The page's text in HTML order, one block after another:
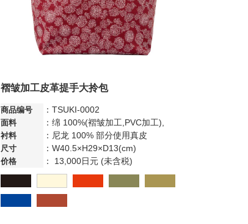
褶皱加工皮革提手大拎包
商品编号 ：TSUKI-0002
面料 ：绵 100%(褶皱加工,PVC加工),
衬料 ：尼龙 100% 部分使用真皮
尺寸 ：W40.5×H29×D13(cm)
价格 ： 13,000日元 (未含税)